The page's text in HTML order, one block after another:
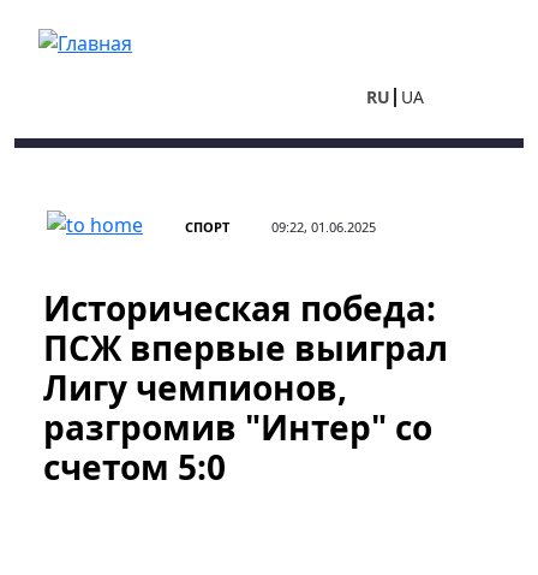
RU UA
СПОРТ 09:22, 01.06.2025
Историческая победа:
ПСЖ впервые выиграл
Лигу чемпионов,
разгромив "Интер" со
счетом 5:0